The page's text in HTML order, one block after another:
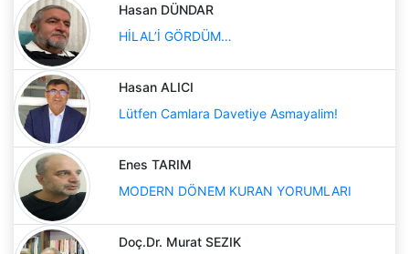
Hasan DÜNDAR
HİLAL’İ GÖRDÜM…
Hasan ALICI
Lütfen Camlara Davetiye Asmayalim!
Enes TARIM
MODERN DÖNEM KURAN YORUMLARI
Doç.Dr. Murat SEZIK